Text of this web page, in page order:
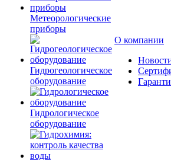
Метеорологические
приборы
Гидрогеологическое
оборудование
Гидрологическое
оборудование
О компании